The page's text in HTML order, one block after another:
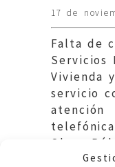
17 de
Falta de
Servicios
Vivienda
servicio
atención
Obras